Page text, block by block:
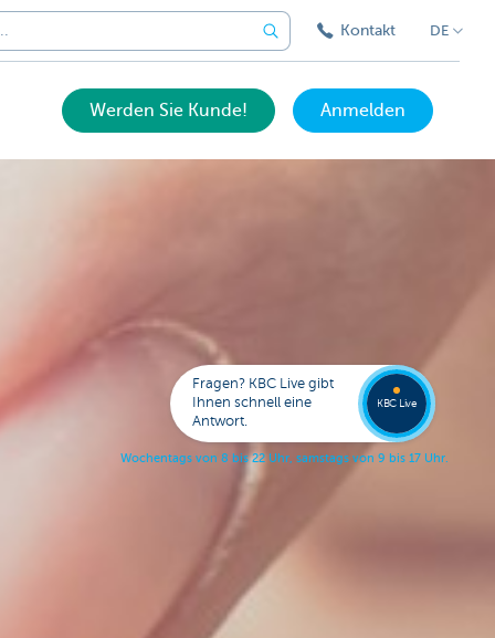
Kontakt DE
Werden Sie Kunde! Anmelden
Fragen? KBC Live gibt
Ihnen schnell eine
Antwort.
Wochentags von 8 bis 22 Uhr, samstags von 9 bis 17 Uhr.
KBC Live